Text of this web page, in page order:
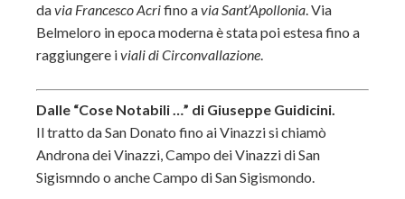
davia Francesco Acrifino avia Sant’Apollonia. Via
Belmeloro in epoca moderna è stata poi estesa fino a
raggiungere iviali di Circonvallazione.
Dalle “Cose Notabili …” di Giuseppe Guidicini.
Il tratto da San Donato fino ai Vinazzi si chiamò
Androna dei Vinazzi, Campo dei Vinazzi di San
Sigismndo o anche Campo di San Sigismondo.